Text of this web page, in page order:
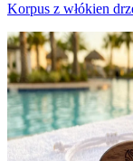
Korpus z włókien